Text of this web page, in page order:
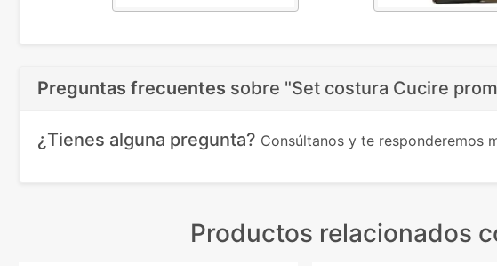
Preguntas frecuentes sobre "Set costura Cucire
¿Tienes alguna pregunta? Consúltanos y te responderemos
Productos relacionados